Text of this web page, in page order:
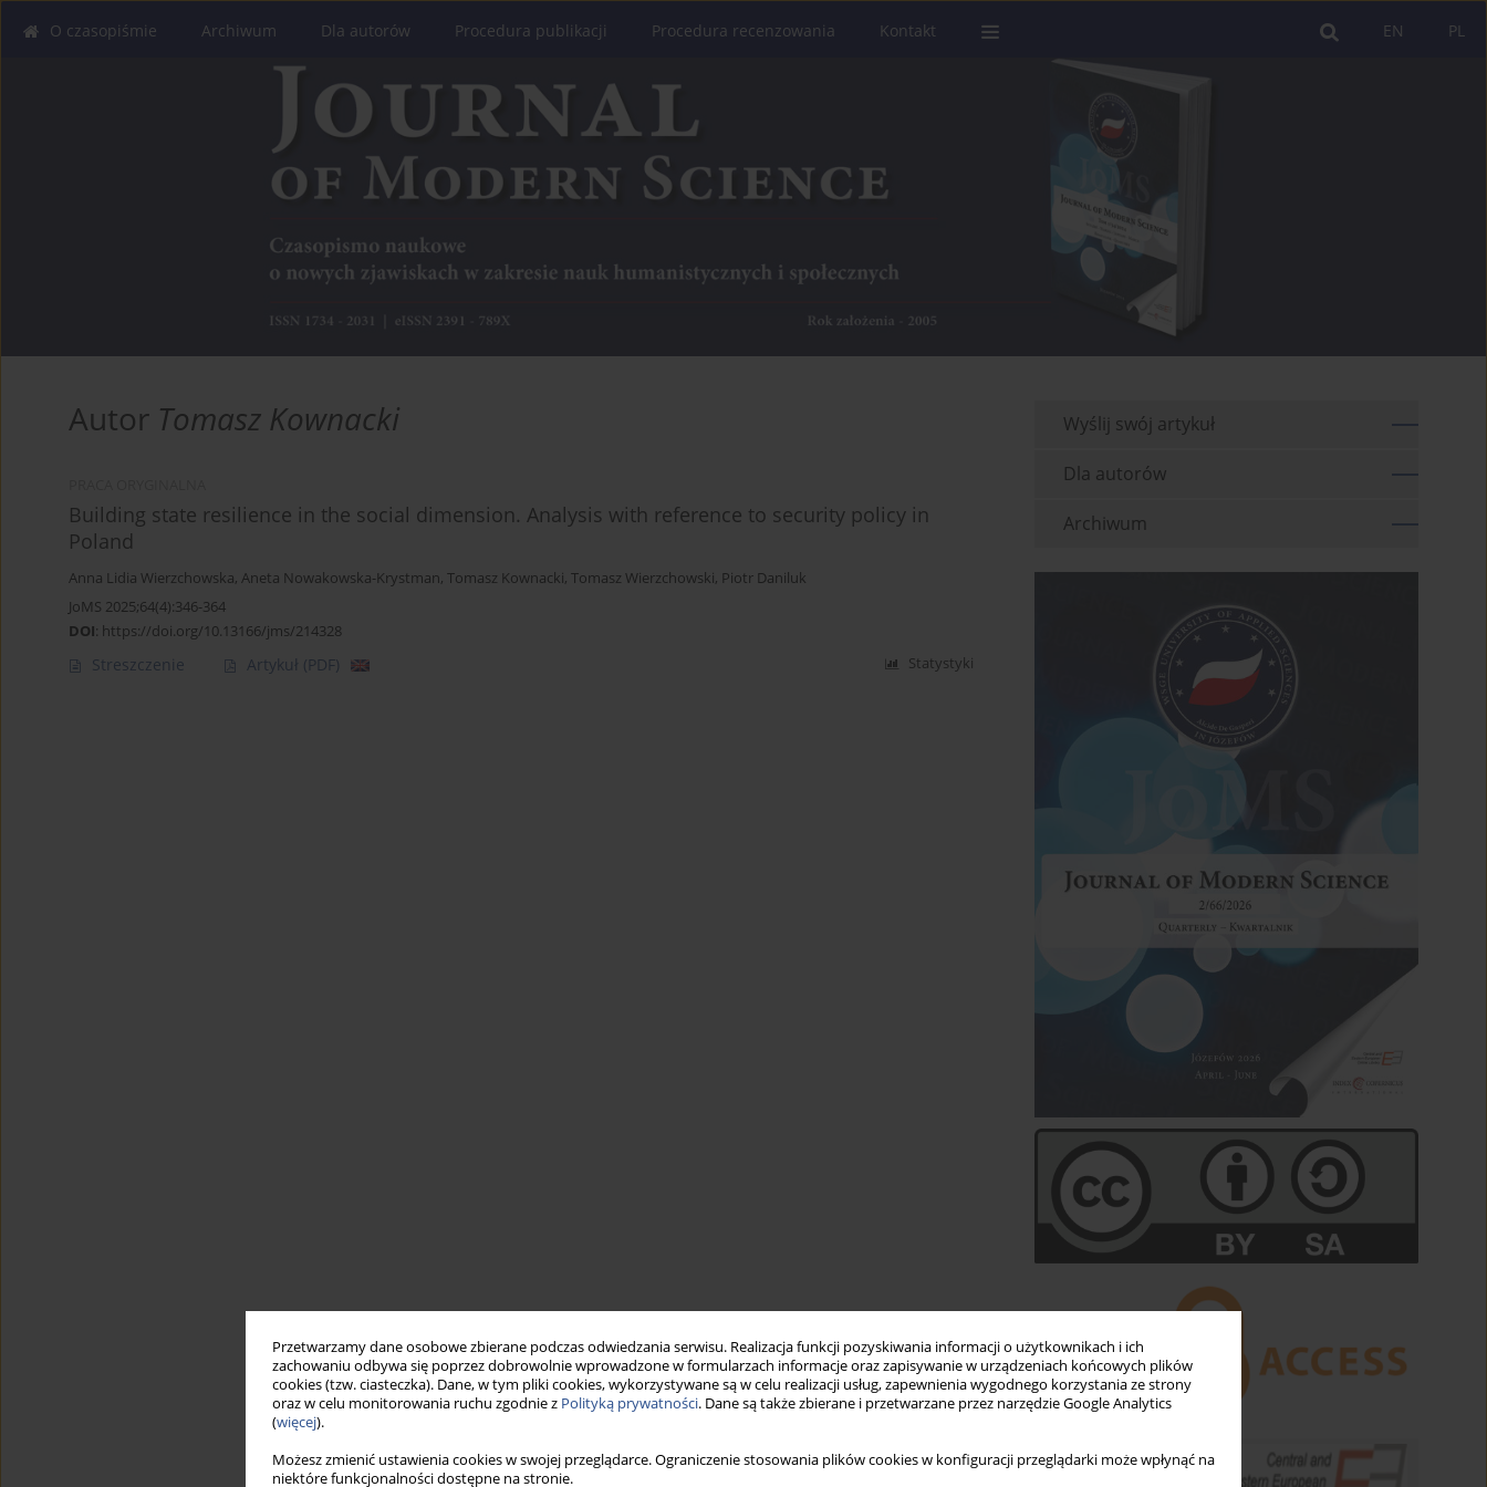
Przetwarzamy dane osobowe zbierane podczas odwiedzania serwisu. Realizacja funkcji pozyskiwania informacji o użytkownikach i ich
zachowaniu odbywa się poprzez dobrowolnie wprowadzone w formularzach informacje oraz zapisywanie w urządzeniach końcowych plików
cookies (tzw. ciasteczka). Dane, w tym pliki cookies, wykorzystywane są w celu realizacji usług, zapewnienia wygodnego korzystania ze strony
oraz w celu monitorowania ruchu zgodnie z Polityką prywatności. Dane są także zbierane i przetwarzane przez narzędzie Google Analytics
(więcej).
Możesz zmienić ustawienia cookies w swojej przeglądarce. Ograniczenie stosowania plików cookies w konfiguracji przeglądarki może wpłynąć na
niektóre funkcjonalności dostępne na stronie.
PL
EN
O czasopiśmie Archiwum Dla autorów Procedura publikacji Procedura recenzowania Kontakt
Autor Tomasz Kownacki
Building state resilience in the social dimension. Analysis with reference to security policy in
Poland
Anna Lidia Wierzchowska, Aneta Nowakowska-Krystman, Tomasz Kownacki, Tomasz Wierzchowski, Piotr Daniluk
JoMS 2025;64(4):346-364
DOI: https://doi.org/10.13166/jms/214328
Streszczenie Artykuł (PDF) Statystyki
Wyślij swój artykuł
Dla autorów
Archiwum